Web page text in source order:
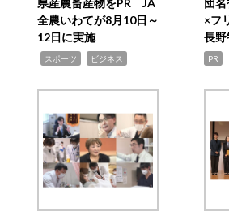
県産農畜産物をPR JA
全農いわてが8月10日～
12日に実施
スポーツ ビジネス
団
×フ
長野
PR